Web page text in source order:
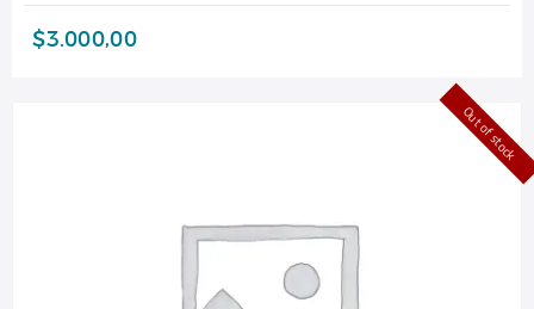
$3.000,00
Out of stock